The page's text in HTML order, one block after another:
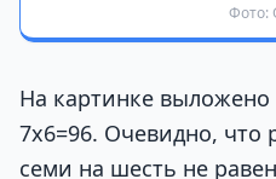
Фото:
На картинке выложено
7х6=96. Очевидно, что
семи на шесть не